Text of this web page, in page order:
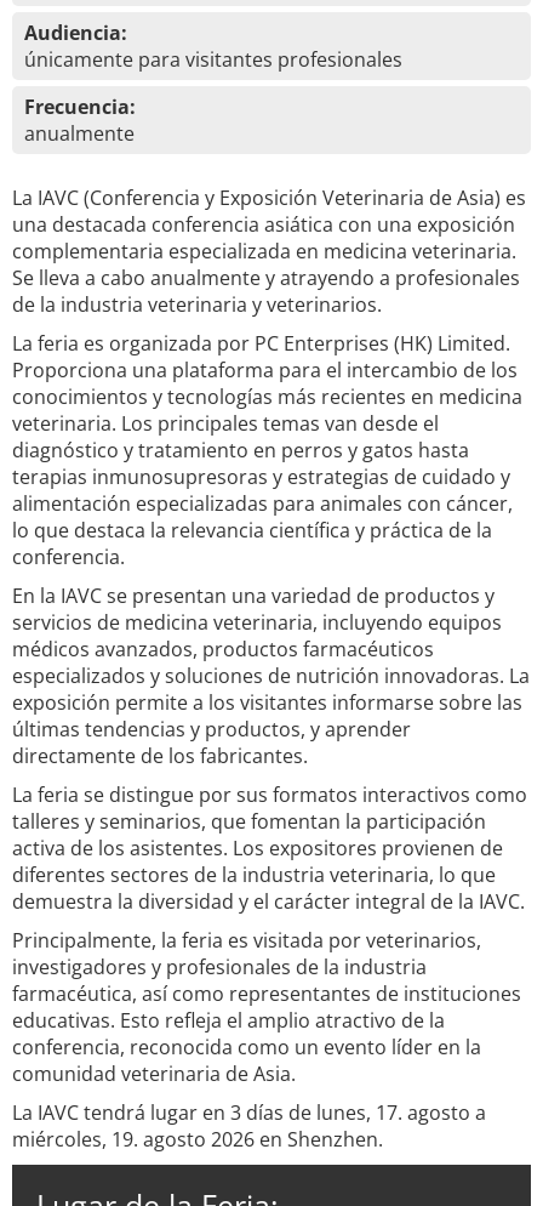
Audiencia:
únicamente para visitantes profesionales
Frecuencia:
anualmente
La IAVC (Conferencia y Exposición Veterinaria de Asia) es
una destacada conferencia asiática con una exposición
complementaria especializada en medicina veterinaria.
Se lleva a cabo anualmente y atrayendo a profesionales
de la industria veterinaria y veterinarios.
La feria es organizada por PC Enterprises (HK) Limited.
Proporciona una plataforma para el intercambio de los
conocimientos y tecnologías más recientes en medicina
veterinaria. Los principales temas van desde el
diagnóstico y tratamiento en perros y gatos hasta
terapias inmunosupresoras y estrategias de cuidado y
alimentación especializadas para animales con cáncer,
lo que destaca la relevancia científica y práctica de la
conferencia.
En la IAVC se presentan una variedad de productos y
servicios de medicina veterinaria, incluyendo equipos
médicos avanzados, productos farmacéuticos
especializados y soluciones de nutrición innovadoras. La
exposición permite a los visitantes informarse sobre las
últimas tendencias y productos, y aprender
directamente de los fabricantes.
La feria se distingue por sus formatos interactivos como
talleres y seminarios, que fomentan la participación
activa de los asistentes. Los expositores provienen de
diferentes sectores de la industria veterinaria, lo que
demuestra la diversidad y el carácter integral de la IAVC.
Principalmente, la feria es visitada por veterinarios,
investigadores y profesionales de la industria
farmacéutica, así como representantes de instituciones
educativas. Esto refleja el amplio atractivo de la
conferencia, reconocida como un evento líder en la
comunidad veterinaria de Asia.
La IAVC tendrá lugar en 3 días de lunes, 17. agosto a
miércoles, 19. agosto 2026 en Shenzhen.